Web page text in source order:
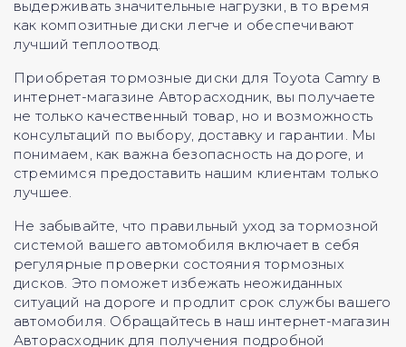
выдерживать значительные нагрузки, в то время
как композитные диски легче и обеспечивают
лучший теплоотвод.
Приобретая тормозные диски для Toyota Camry в
интернет-магазине Авторасходник, вы получаете
не только качественный товар, но и возможность
консультаций по выбору, доставку и гарантии. Мы
понимаем, как важна безопасность на дороге, и
стремимся предоставить нашим клиентам только
лучшее.
Не забывайте, что правильный уход за тормозной
системой вашего автомобиля включает в себя
регулярные проверки состояния тормозных
дисков. Это поможет избежать неожиданных
ситуаций на дороге и продлит срок службы вашего
автомобиля. Обращайтесь в наш интернет-магазин
Авторасходник для получения подробной